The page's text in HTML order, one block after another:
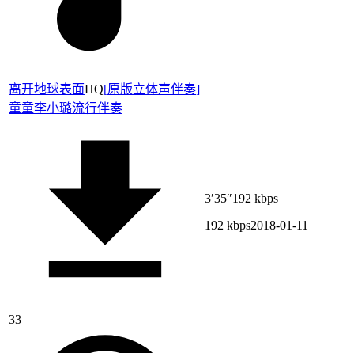
离开地球表面HQ[原版立体声伴奏]
童童李小璐流行伴奏
33
3′35″192 kbps
192 kbps2018-01-11